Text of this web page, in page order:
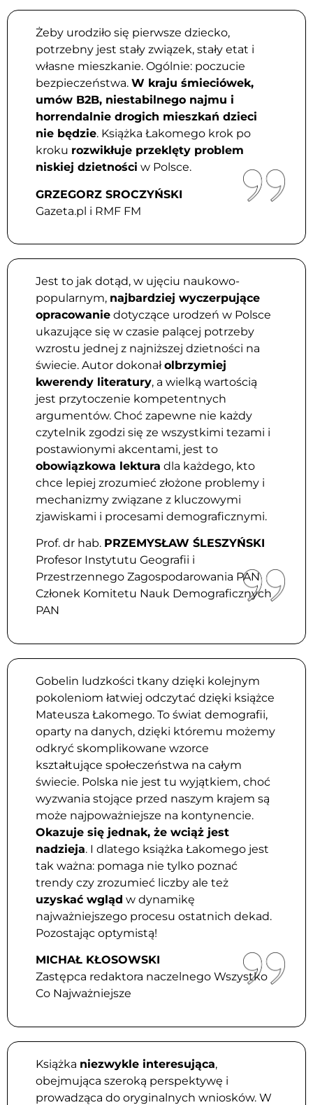
Żeby urodziło się pierwsze dziecko,
potrzebny jest stały związek, stały etat i
własne mieszkanie. Ogólnie: poczucie
bezpieczeństwa. W kraju śmieciówek,
umów B2B, niestabilnego najmu i
horrendalnie drogich mieszkań dzieci
nie będzie. Książka Łakomego krok po
kroku rozwikłuje przeklęty problem
niskiej dzietności w Polsce.
GRZEGORZ SROCZYŃSKI
Gazeta.pl i RMF FM
Jest to jak dotąd, w ujęciu naukowo-
popularnym, najbardziej wyczerpujące
opracowanie dotyczące urodzeń w Polsce
ukazujące się w czasie palącej potrzeby
wzrostu jednej z najniższej dzietności na
świecie. Autor dokonałolbrzymiej
kwerendy literatury, a wielką wartością
jest przytoczenie kompetentnych
argumentów. Choć zapewne nie każdy
czytelnik zgodzi się ze wszystkimi tezami i
postawionymi akcentami, jest to
obowiązkowa lektura dla każdego, kto
chce lepiej zrozumieć złożone problemy i
mechanizmy związane z kluczowymi
zjawiskami i procesami demograficznymi.
Prof. dr hab. PRZEMYSŁAW ŚLESZYŃSKI
Profesor Instytutu Geografii i
Przestrzennego Zagospodarowania PAN
Członek Komitetu Nauk Demograficznych
PAN
Gobelin ludzkości tkany dzięki kolejnym
pokoleniom łatwiej odczytać dzięki książce
Mateusza Łakomego. To świat demografii,
oparty na danych, dzięki któremu możemy
odkryć skomplikowane wzorce
kształtujące społeczeństwa na całym
świecie. Polska nie jest tu wyjątkiem, choć
wyzwania stojące przed naszym krajem są
może najpoważniejsze na kontynencie.
Okazuje się jednak, że wciąż jest
nadzieja. I dlatego książka Łakomego jest
tak ważna: pomaga nie tylko poznać
trendy czy zrozumieć liczby ale też
uzyskać wgląd w dynamikę
najważniejszego procesu ostatnich dekad.
Pozostając optymistą!
MICHAŁ KŁOSOWSKI
Zastępca redaktora naczelnego Wszystko
Co Najważniejsze
Książka niezwykle interesująca,
obejmująca szeroką perspektywę i
prowadząca do oryginalnych wniosków. W